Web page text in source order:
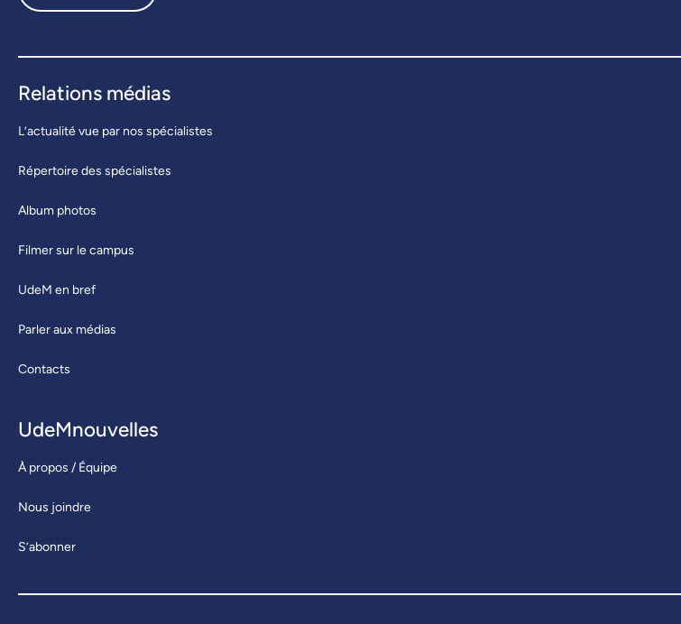
Relations médias
L’actualité vue par nos spécialistes
Répertoire des spécialistes
Album photos
Filmer sur le campus
UdeM en bref
Parler aux médias
Contacts
UdeMnouvelles
À propos / Équipe
Nous joindre
S’abonner